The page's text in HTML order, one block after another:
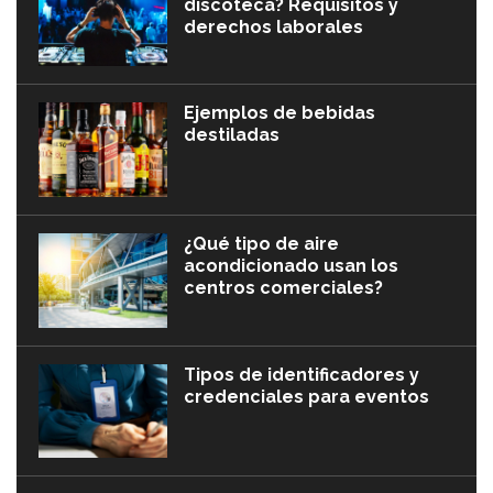
discoteca? Requisitos y
derechos laborales
Ejemplos de bebidas
destiladas
¿Qué tipo de aire
acondicionado usan los
centros comerciales?
Tipos de identificadores y
credenciales para eventos